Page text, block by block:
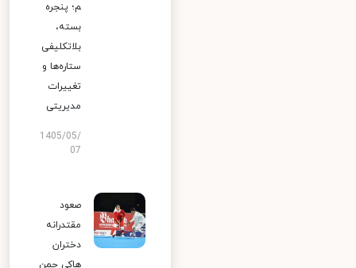
م؛ پنجره
بسته،
بلاتکلیفی
ستاره‌ها و
تغییرات
مدیریتی
1405/05/
07
صعود
مقتدرانه
دختران
هاکی چمن